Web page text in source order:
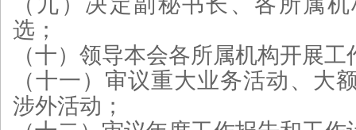
选；
（十）领导本会各所属机构开展工
（十一）审议重大业务活动、大
涉外活动；